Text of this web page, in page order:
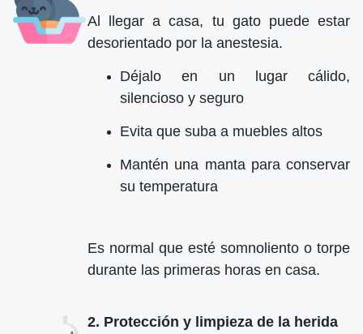
Al llegar a casa, tu gato puede estar
desorientado por la anestesia.
Déjalo en un lugar cálido,
silencioso y seguro
Evita que suba a muebles altos
Mantén una manta para conservar
su temperatura
Es normal que esté somnoliento o torpe
durante las primeras horas en casa.
2. Protección y limpieza de la herida